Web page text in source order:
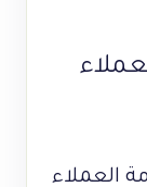
العملاء